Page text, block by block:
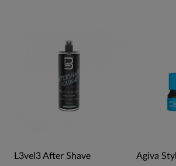
L3vel3 After Shave
Agiva